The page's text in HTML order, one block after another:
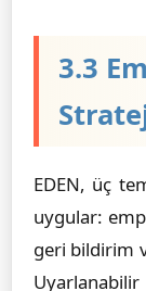
3.3
EDEN, üç
uygular:
geri bildirim